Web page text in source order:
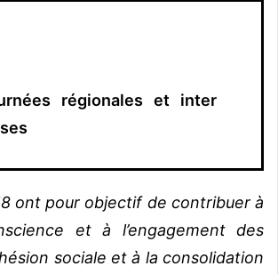
régionales et inter
ont pour objectif de contribuer à
et à l’engagement des
sociale et à la consolidation